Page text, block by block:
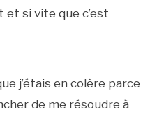
et si vite que c’est
j’étais en colère parce
de me résoudre à